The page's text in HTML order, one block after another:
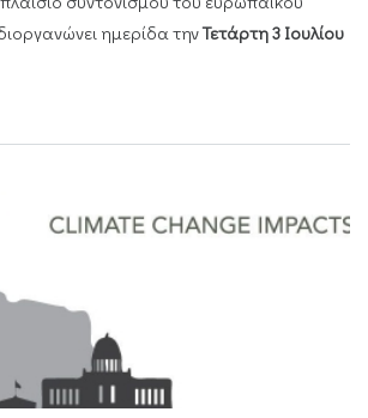
ημερίδα τηνΤετάρτη 3 Ιουλίου